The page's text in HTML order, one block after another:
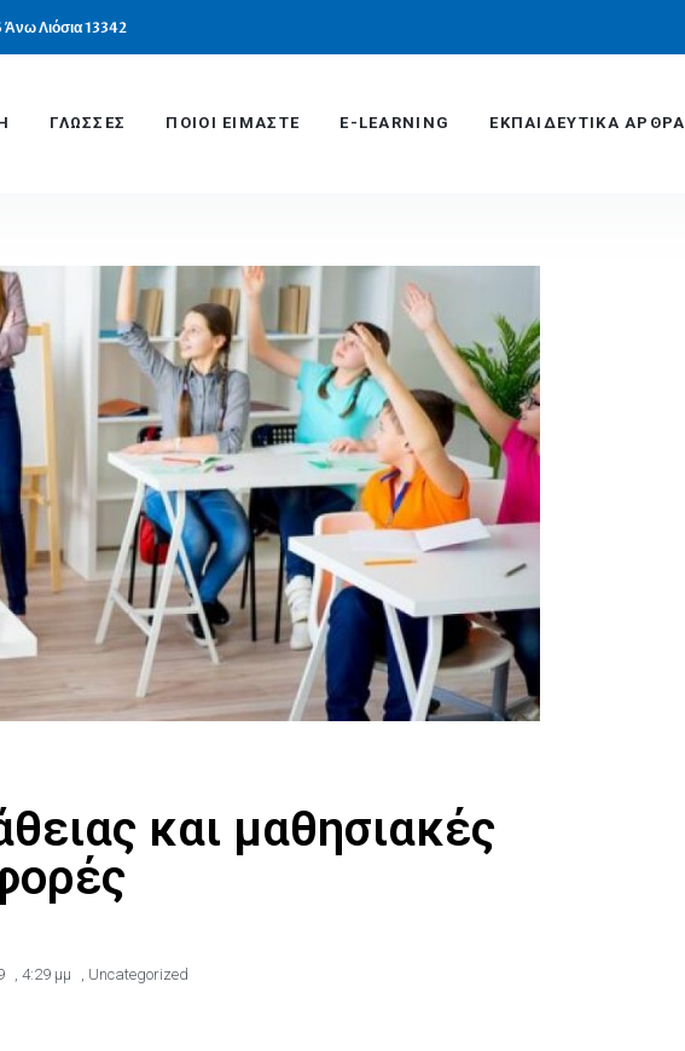
Λιόσια 13342
ΓΛΩΣΣΕΣ ΠΟΙΟΙ ΕΙΜΑΣΤΕ E-LEARNING ΕΚΠΑΙΔΕΥΤΙΚΆ ΑΡΘΡΑ
και μαθησιακές
4:29 μμ Uncategorized